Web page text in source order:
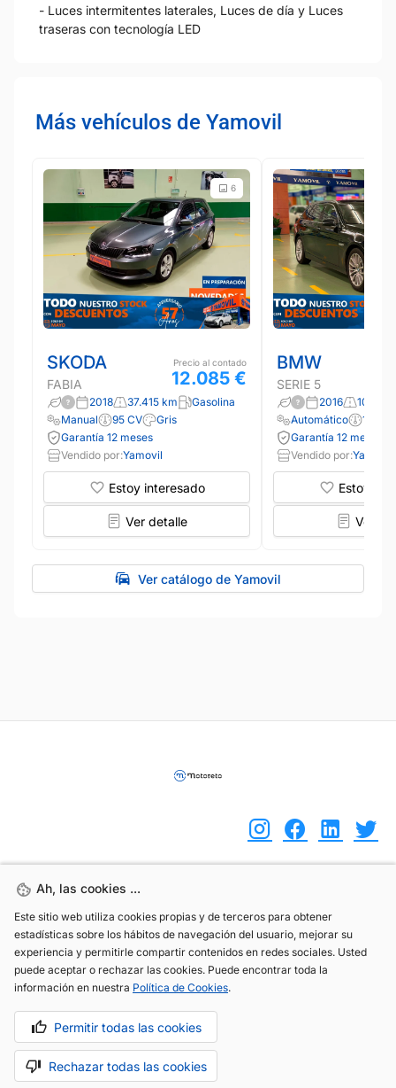
- Luces intermitentes laterales, Luces de día y Luces
traseras con tecnología LED
Más vehículos de Yamovil
6
SKODA
FABIA
Precio al contado
12.085 €
2018 37.415 km
Gasolina
Manual
95 CV
Gris
Garantía 12 meses
Vendido por:Yamovil
Estoy interesado
Ver detalle
BMW
SERIE 5
2016
Automático
190
Garantía 12 meses
Vendido por:Yamovil
Estoy
Ver
Ver catálogo de Yamovil
Ah, las cookies ...
Este sitio web utiliza cookies propias y de terceros para obtener
estadísticas sobre los hábitos de navegación del usuario, mejorar su
experiencia y permitirle compartir contenidos en redes sociales. Usted
puede aceptar o rechazar las cookies. Puede encontrar toda la
información en nuestra Política de Cookies.
Permitir todas las cookies
Rechazar todas las cookies
Ah, las cookies ...
Este sitio web utiliza cookies propias y de terceros para obtener
estadísticas sobre los hábitos de navegación del usuario, mejorar su
experiencia y permitirle compartir contenidos en redes sociales. Usted
puede aceptar o rechazar las cookies. Puede encontrar toda la
información en nuestra Política de Cookies.
Permitir todas las cookies
Rechazar todas las cookies
info@motoreto.com
Aviso legal Política de cookies